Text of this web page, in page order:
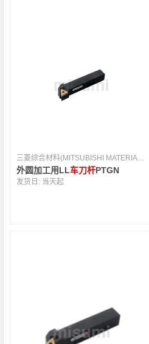
三菱综合材料(MITSUBISHI MATERIALS) [日本]
外圆加工用LL车刀杆PTGN
发货日: 当天起